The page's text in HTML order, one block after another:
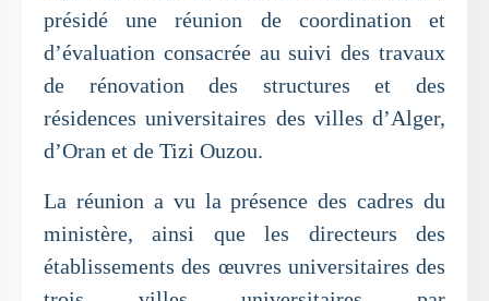
présidé une réunion de coordination et
d’évaluation consacrée au suivi des travaux
de rénovation des structures et des
résidences universitaires des villes d’Alger,
d’Oran et de Tizi Ouzou.
La réunion a vu la présence des cadres du
ministère, ainsi que les directeurs des
établissements des œuvres universitaires des